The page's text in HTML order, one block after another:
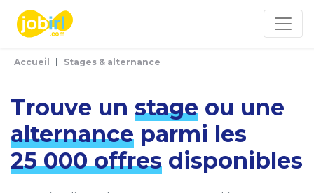
Accueil Stages & alternance
Trouve un stage ou une
alternance parmi les
25 000 offres disponibles
Panneau de gestion des cookies